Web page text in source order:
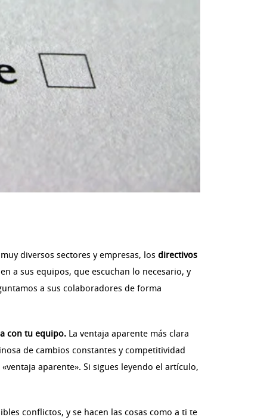
diversos sectores y empresas, los directivos
a sus equipos, que escuchan lo necesario, y
a sus colaboradores de forma
con tu equipo. La ventaja aparente más clara
de cambios constantes y competitividad
aparente». Si sigues leyendo el artículo,
conflictos, y se hacen las cosas como a ti te